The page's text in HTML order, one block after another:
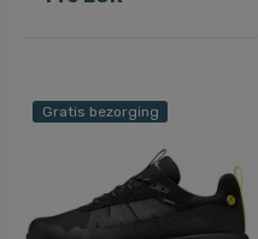
Gratis bezorging